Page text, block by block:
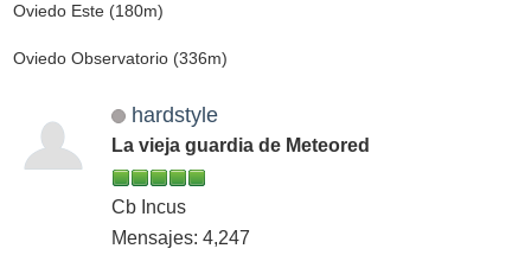
Oviedo Este (180m)
Oviedo Observatorio (336m)
hardstyle
La vieja guardia de Meteored
Cb Incus
Mensajes: 4,247